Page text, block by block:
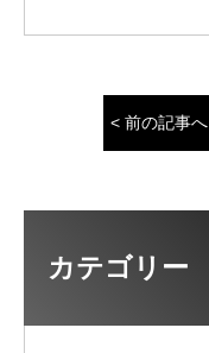
< 前の記事へ
カテゴリー